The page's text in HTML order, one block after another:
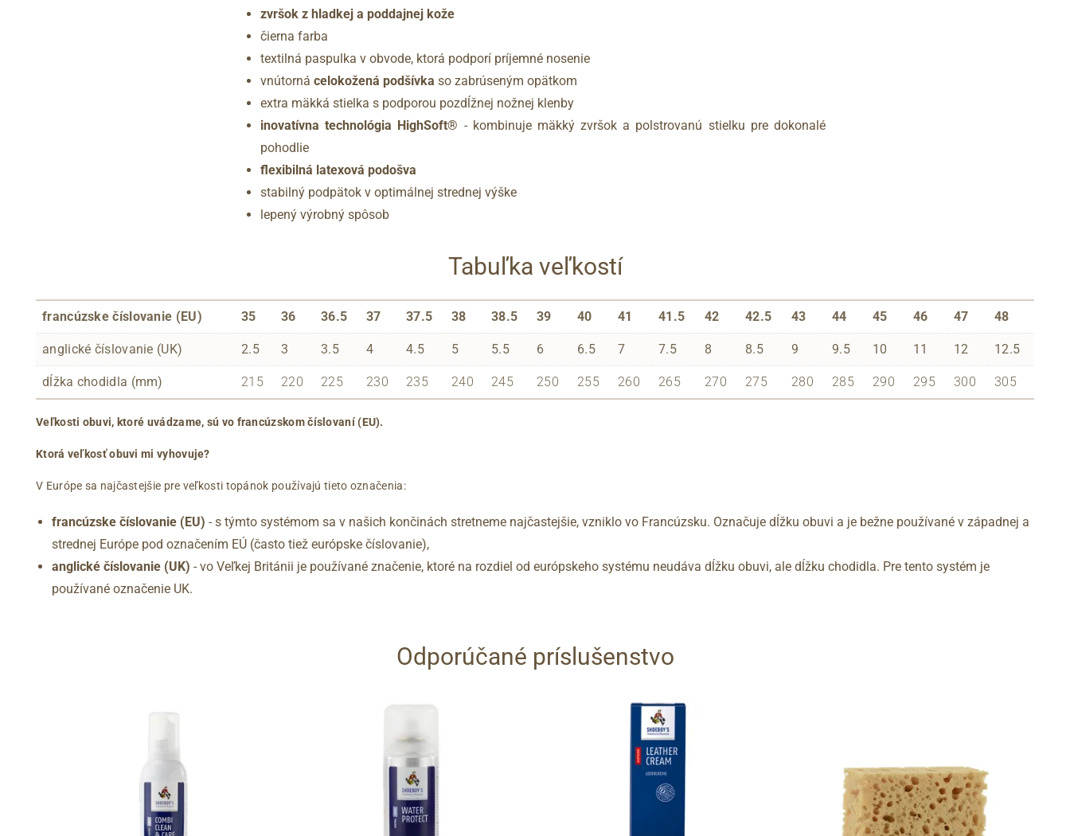
zvršok z hladkej a poddajnej kože
čierna farba
textilná paspulka v obvode, ktorá podporí príjemné nosenie
vnútorná celokožená podšívka so zabrúseným opätkom
extra mäkká stielka s podporou pozdĺžnej nožnej klenby
inovatívna technológia HighSoft® - kombinuje mäkký zvršok a polstrovanú stielku pre dokonalé
pohodlie
flexibilná latexová podošva
stabilný podpätok v optimálnej strednej výške
lepený výrobný spôsob
Tabuľka veľkostí
francúzske číslovanie (EU) 35 36 36.5 37 37.5 38 38.5 39 40 41 41.5 42 42.5 43 44 45 46 47 48
anglické číslovanie (UK) 2.5 3 3.5 4 4.5 5 5.5 6 6.5 7 7.5 8 8.5 9 9.5 10 11 12 12.5
dĺžka chodidla (mm) 215 220 225 230 235 240 245 250 255 260 265 270 275 280 285 290 295 300 305
Veľkosti obuvi, ktoré uvádzame, sú vo francúzskom číslovaní (EU).
Ktorá veľkosť obuvi mi vyhovuje?
V Európe sa najčastejšie pre veľkosti topánok používajú tieto označenia:
francúzske číslovanie (EU) - s týmto systémom sa v našich končinách stretneme najčastejšie, vzniklo vo Francúzsku. Označuje dĺžku obuvi a je bežne používané v západnej a
strednej Európe pod označením EÚ (často tiež európske číslovanie),
anglické číslovanie (UK) - vo Veľkej Británii je používané značenie, ktoré na rozdiel od európskeho systému neudáva dĺžku obuvi, ale dĺžku chodidla. Pre tento systém je
používané označenie UK.
Odporúčané príslušenstvo